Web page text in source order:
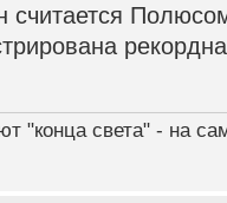
считается
"конца света" - на